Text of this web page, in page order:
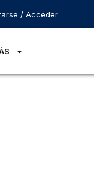
/ Acceder